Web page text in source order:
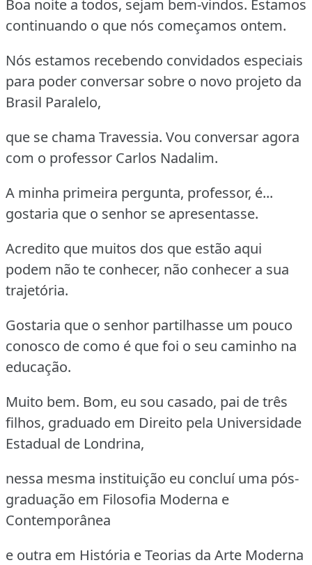
Boa noite a todos, sejam bem-vindos. Estamos
continuando o que nós começamos ontem.
Nós estamos recebendo convidados especiais
para poder conversar sobre o novo projeto da
Brasil Paralelo,
que se chama Travessia. Vou conversar agora
com o professor Carlos Nadalim.
A minha primeira pergunta, professor, é...
gostaria que o senhor se apresentasse.
Acredito que muitos dos que estão aqui
podem não te conhecer, não conhecer a sua
trajetória.
Gostaria que o senhor partilhasse um pouco
conosco de como é que foi o seu caminho na
educação.
Muito bem. Bom, eu sou casado, pai de três
filhos, graduado em Direito pela Universidade
Estadual de Londrina,
nessa mesma instituição eu concluí uma pós-
graduação em Filosofia Moderna e
Contemporânea
e outra em História e Teorias da Arte Moderna